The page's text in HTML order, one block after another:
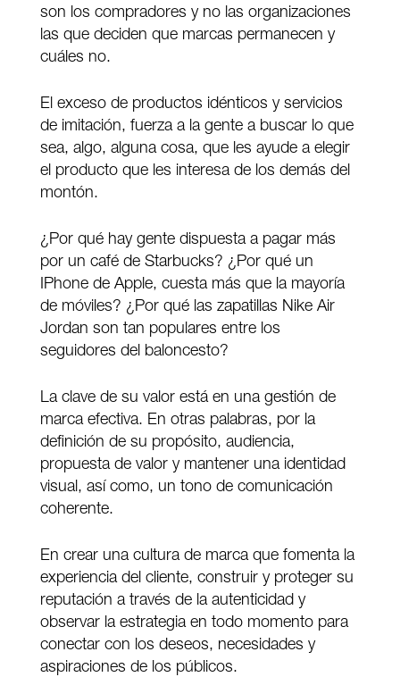
son los compradores y no las organizaciones
las que deciden que marcas permanecen y
cuáles no.
El exceso de productos idénticos y servicios
de imitación, fuerza a la gente a buscar lo que
sea, algo, alguna cosa, que les ayude a elegir
el producto que les interesa de los demás del
montón.
¿Por qué hay gente dispuesta a pagar más
por un café de Starbucks? ¿Por qué un
IPhone de Apple, cuesta más que la mayoría
de móviles? ¿Por qué las zapatillas Nike Air
Jordan son tan populares entre los
seguidores del baloncesto?
La clave de su valor está en una gestión de
marca efectiva. En otras palabras, por la
definición de su propósito, audiencia,
propuesta de valor y mantener una identidad
visual, así como, un tono de comunicación
coherente.
En crear una cultura de marca que fomenta la
experiencia del cliente, construir y proteger su
reputación a través de la autenticidad y
observar la estrategia en todo momento para
conectar con los deseos, necesidades y
aspiraciones de los públicos.